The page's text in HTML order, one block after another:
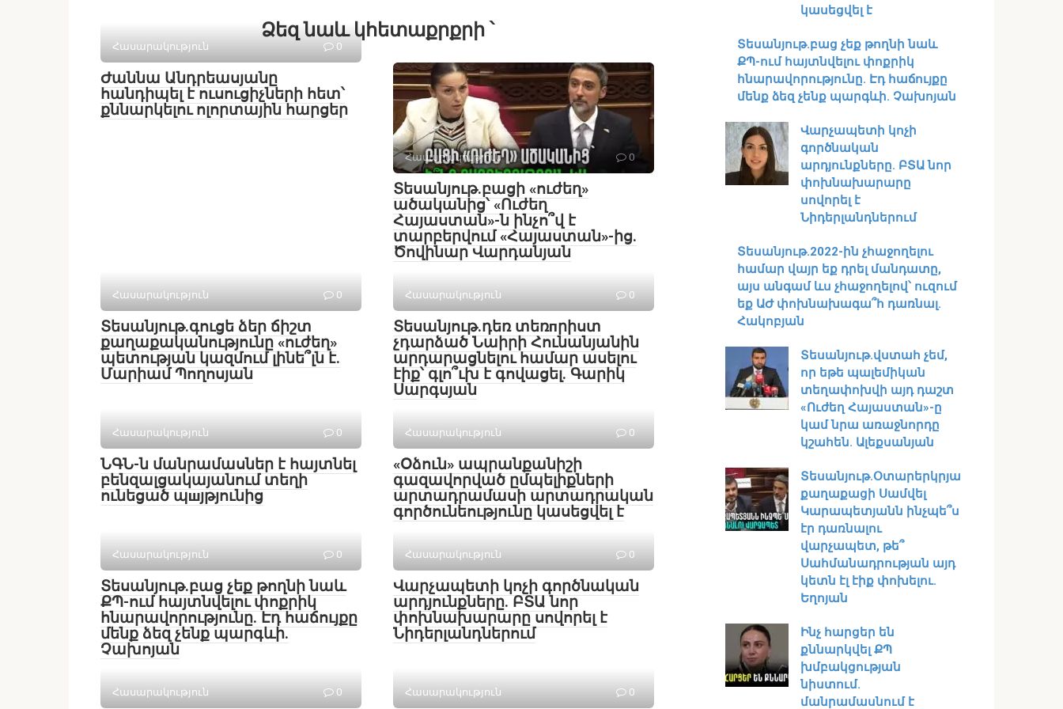
Ձեզ նաև կհետաքրքրի ՝
Հասարակություն 0
Ժաննա Անդրեասյանը
հանդիպել է ուսուցիչների հետ՝
քննարկելու ոլորտային հարցեր
Հասարակություն 0
Տեսանյութ․բացի «ուժեղ»
ածականից՝ «Ուժեղ
Հայաստան»-ն ինչո՞վ է
տարբերվում «Հայաստան»-ից.
Ծովինար Վարդանյան
Հասարակություն 0
Տեսանյութ․գուցե ձեր ճիշտ
քաղաքականությունը «ուժեղ»
պետության կազմում լինե՞լն է.
Մարիամ Պողոսյան
Հասարակություն 0
Տեսանյութ․դեռ տեռпրիստ
չդարձած Նաիրի Հունանյանին
արդարացնելու համար ասելու
էիք՝ գլո՞ւխ է գովացել. Գարիկ
Սարգսյան
Հասարակություն 0
ՆԳՆ-ն մանրամասներ է հայտնել
բենզալցակայանում տեղի
ունեցած պшյթյունից
Հասարակություն 0
«Օձուն» ապրանքանիշի
գազավորված ըմպելիքների
արտադրամասի արտադրական
գործունեությունը կասեցվել է
Հասարակություն 0
Տեսանյութ․բաց չեք թողնի նաև
ՔՊ-ում հայտնվելու փոքրիկ
հնարավորությունը. Էդ հաճույքը
մենք ձեզ չենք պարգևի.
Չախոյան
Հասարակություն 0
Վարչապետի կոչի գործնական
արդյունքները. ԲՏԱ նոր
փոխնախարարը սովորել է
Նիդերլանդներում
Հասարակություն 0 Հասարակություն 0
կասեցվել է
Տեսանյութ․բաց չեք թողնի նաև
ՔՊ-ում հայտնվելու փոքրիկ
հնարավորությունը. Էդ հաճույքը
մենք ձեզ չենք պարգևի. Չախոյան
Վարչապետի կոչի
գործնական
արդյունքները. ԲՏԱ նոր
փոխնախարարը
սովորել է
Նիդերլանդներում
Տեսանյութ․2022-ին չհաջողելու
համար վայր եք դրել մանդատը,
այս անգամ ևս չհաջողելով՝ ուզում
եք ԱԺ փոխնախագա՞հ դառնալ.
Հակոբյան
Տեսանյութ․վստահ չեմ,
որ եթե պալեմիկան
տեղափոխվի այդ դաշտ
«Ուժեղ Հայաստան»-ը
կամ նրա առաջնորդը
կշահեն․ Ալեքսանյան
Տեսանյութ․Օտարերկրյա
քաղաքացի Սամվել
Կարապետյանն ինչպե՞ս
էր դառնալու
վարչապետ, թե՞
Սահմանադրության այդ
կետն էլ էիք փոխելու.
Եղոյան
Ինչ հարցեր են
քննարկվել ՔՊ
խմբակցության
նիստում․
մանրամասնում է